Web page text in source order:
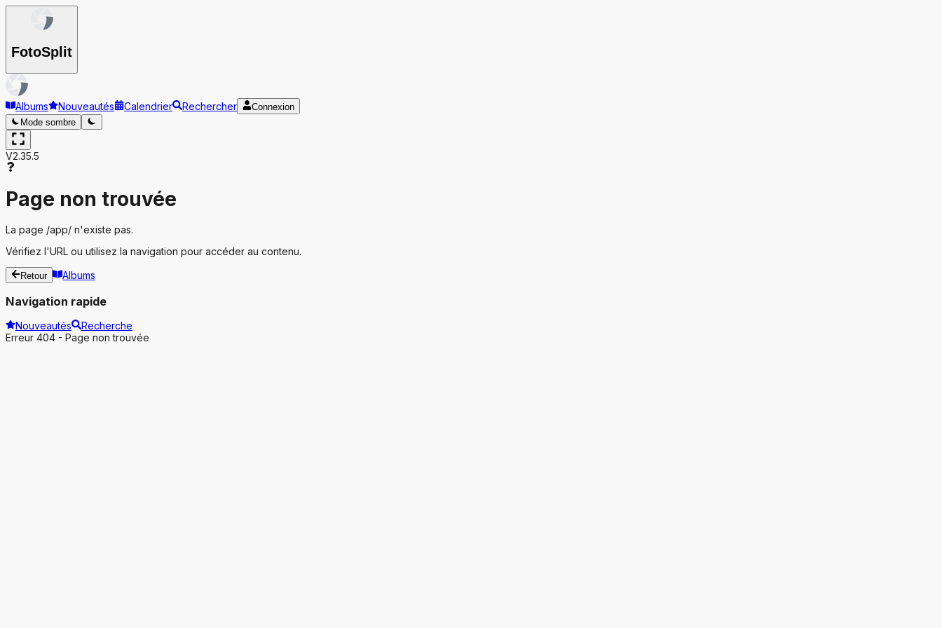
FotoSplit
Albums Nouveautés Calendrier Rechercher
Connexion
Mode sombre
V2.35.5
Page non trouvée
La page /app/ n'existe pas.
Vérifiez l'URL ou utilisez la navigation pour accéder au contenu.
Retour Albums
Navigation rapide
Nouveautés
Recherche
Erreur 404 - Page non trouvée